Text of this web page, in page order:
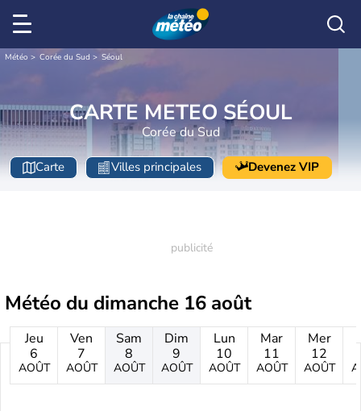
Météo Corée du Sud Séoul
CARTE METEO SÉOUL
Corée du Sud
Carte Villes principales Devenez VIP
Météo du dimanche 16 août
Jeu
6
AOÛT
Ven
7
AOÛT
Sam
8
AOÛT
Dim
9
AOÛT
Lun
10
AOÛT
Mar
11
AOÛT
Mer
12
AOÛT